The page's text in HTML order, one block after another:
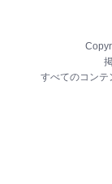
すべてのコンテ